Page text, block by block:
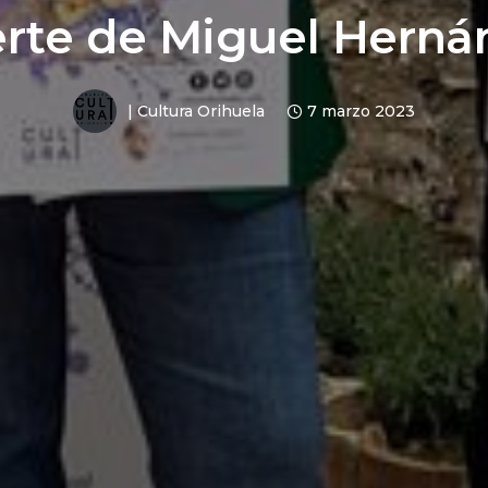
de Miguel
|Cultura Orihuela 7 marzo 2023